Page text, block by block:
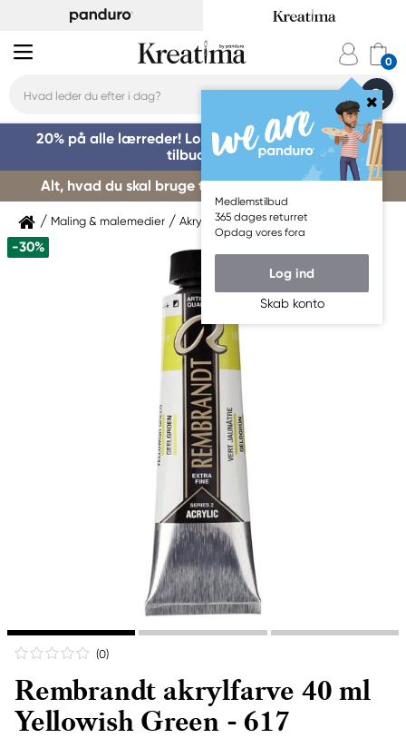
Medlemstilbud
365 dages returret
Opdag vores fora
Log ind
Skab konto
20% på alle lærreder! Log på for at benytte dig af
tilbuddet »
Alt, hvad du skal bruge til kursusstart – køb her »
Maling & malemedier Akrylmaling Rembrandt
-30%
(0)
Rembrandt akrylfarve 40 ml
Yellowish Green - 617